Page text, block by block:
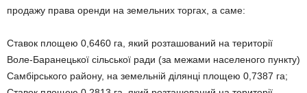
продажу права оренди на земельних торгах, а саме:
Ставок площею 0,6460 га, який розташований на території
Воле-Баранецької сільської ради (за межами населеного пункту)
Самбірського району, на земельній ділянці площею 0,7387 га;